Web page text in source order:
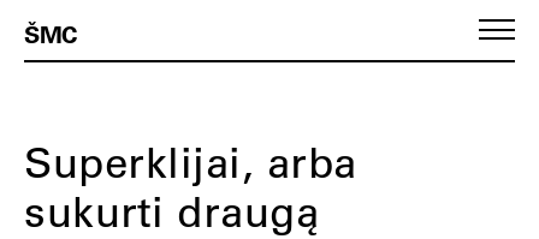
ŠMC
Superklijai, arba
sukurti draugą